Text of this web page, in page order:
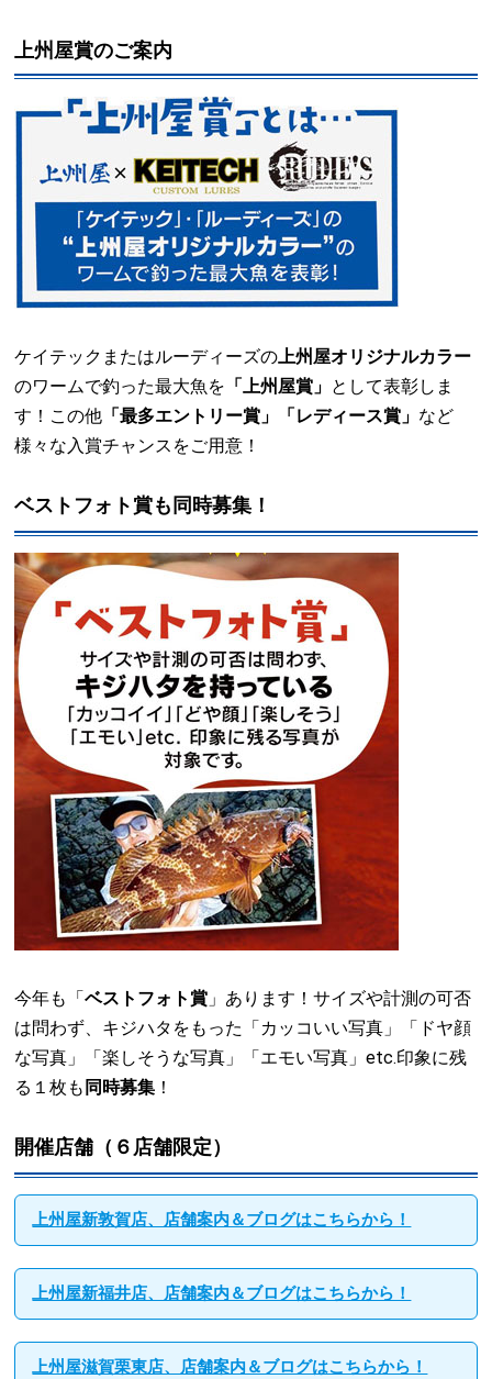
上州屋賞のご案内
ケイテックまたはルーディーズの上州屋オリジナルカラー
のワームで釣った最大魚を 「上州屋賞」 として表彰しま
す！この他 「最多エントリー賞」「レディース賞」 など
様々な入賞チャンスをご用意！
ベストフォト賞も同時募集！
今年も「ベストフォト賞 」あります！サイズや計測の可否
は問わず、キジハタをもった「カッコいい写真」「ドヤ顔
な写真」「楽しそうな写真」「エモい写真」etc.印象に残
る１枚も 同時募集 ！
開催店舗（６店舗限定）
上州屋新敦賀店、店舗案内＆ブログはこちらから！
上州屋新福井店、店舗案内＆ブログはこちらから！
上州屋滋賀栗東店、店舗案内＆ブログはこちらから！